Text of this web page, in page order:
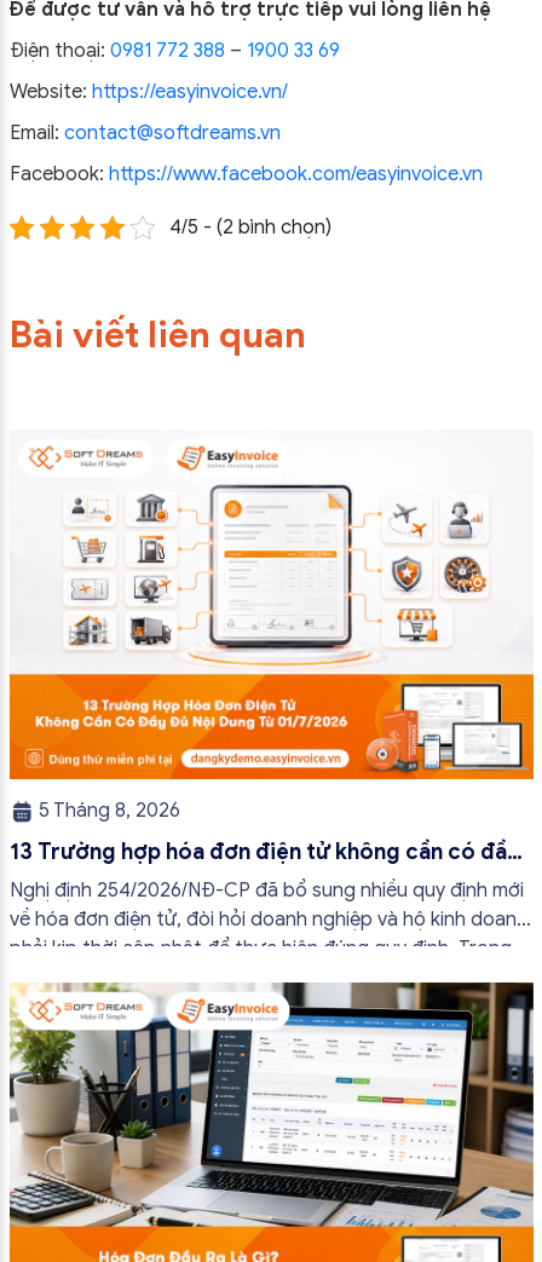
Để được tư vấn và hỗ trợ trực tiếp vui lòng liên hệ
Điện thoại: 0981 772 388 – 1900 33 69
Website: https://easyinvoice.vn/
Email: contact@softdreams.vn
Facebook: https://www.facebook.com/easyinvoice.vn
4/5 - (2 bình chọn)
Bài viết liên quan
5 Tháng 8, 2026
13 Trường hợp hóa đơn điện tử không cần có đầy
đủ nội dung từ 01/7/2026
Nghị định 254/2026/NĐ-CP đã bổ sung nhiều quy định mới
về hóa đơn điện tử, đòi hỏi doanh nghiệp và hộ kinh doanh
phải kịp thời cập nhật để thực hiện đúng quy định. Trong
bài viết này, hóa đơn điện tử EasyInvoice sẽ chia sẻ 13
trường hợp hóa đơn điện tử không cần […]